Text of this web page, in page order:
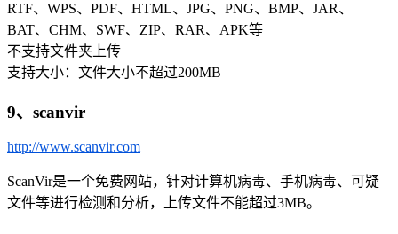
RTF、WPS、PDF、HTML、JPG、PNG、BMP、JAR、
BAT、CHM、SWF、ZIP、RAR、APK等
不支持文件夹上传
支持大小：文件大小不超过200MB
9、scanvir
http://www.scanvir.com
ScanVir是一个免费网站，针对计算机病毒、手机病毒、可疑
文件等进行检测和分析，上传文件不能超过3MB。